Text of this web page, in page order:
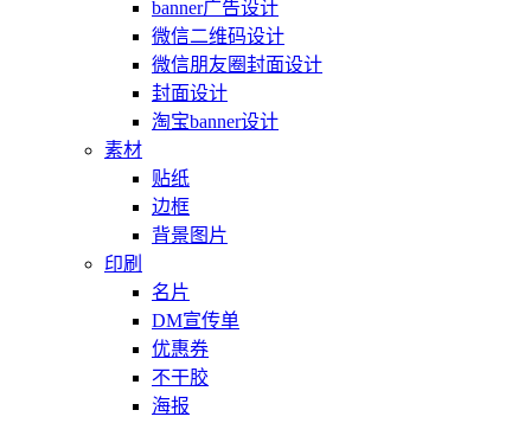
banner广告设计
微信二维码设计
微信朋友圈封面设计
封面设计
淘宝banner设计
素材
贴纸
边框
背景图片
印刷
名片
DM宣传单
优惠券
不干胶
海报